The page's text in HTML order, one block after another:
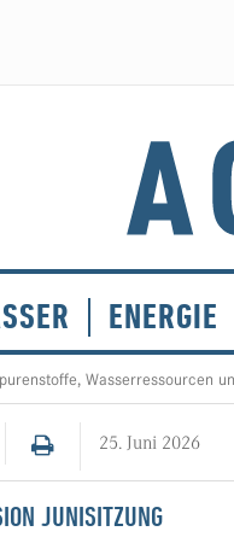
ENERGIE
Wasserressourcen
25. Juni 2026
JUNISITZUNG